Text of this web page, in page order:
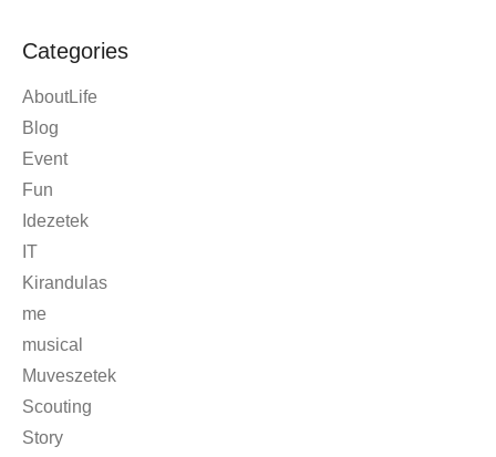
Categories
AboutLife
Blog
Event
Fun
Idezetek
IT
Kirandulas
me
musical
Muveszetek
Scouting
Story